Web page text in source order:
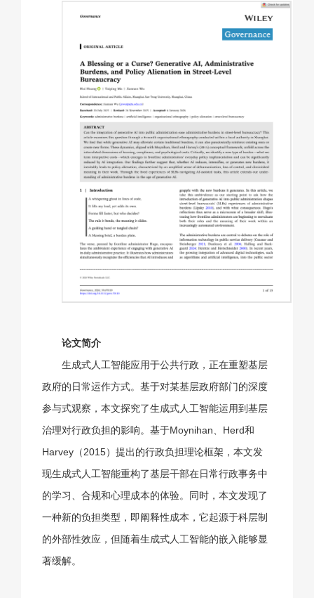
论文简介
生成式人工智能应用于公共行政，正在重塑基层
政府的日常运作方式。基于对某基层政府部门的深度
参与式观察，本文探究了生成式人工智能运用到基层
治理对行政负担的影响。基于Moynihan、Herd和
Harvey（2015）提出的行政负担理论框架，本文发
现生成式人工智能重构了基层干部在日常行政事务中
的学习、合规和心理成本的体验。同时，本文发现了
一种新的负担类型，即阐释性成本，它起源于科层制
的外部性效应，但随着生成式人工智能的嵌入能够显
著缓解。